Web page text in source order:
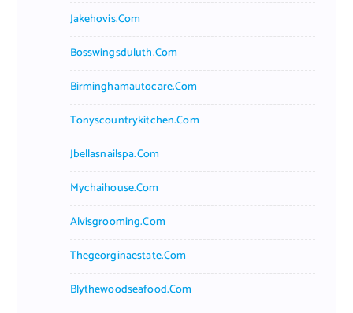
Jakehovis.com
Bosswingsduluth.com
Birminghamautocare.com
Tonyscountrykitchen.com
Jbellasnailspa.com
Mychaihouse.com
Alvisgrooming.com
Thegeorginaestate.com
Blythewoodseafood.com